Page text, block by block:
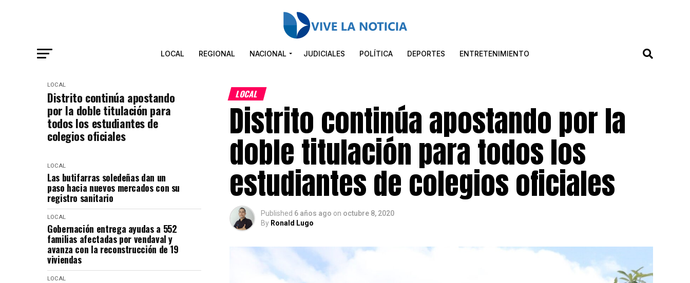
LOCAL REGIONAL NACIONAL JUDICIALES POLÍTICA DEPORTES ENTRETENIMIENTO
LOCAL
Distrito continúa apostando
por la doble titulación para
todos los estudiantes de
colegios oficiales
LOCAL
Las butifarras soledeñas dan un
paso hacia nuevos mercados con su
registro sanitario
LOCAL
Gobernación entrega ayudas a 552
familias afectadas por vendaval y
avanza con la reconstrucción de 19
viviendas
LOCAL
LOCAL
Distrito continúa apostando por la
doble titulación para todos los
estudiantes de colegios oficiales
Published 6 años ago on octubre 8, 2020
By Ronald Lugo